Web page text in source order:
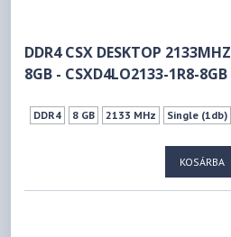
DDR4 CSX DESKTOP 2133MHZ
8GB - CSXD4LO2133-1R8-8GB
DDR4 8 GB 2133 MHz Single (1db)
KOSÁRBA